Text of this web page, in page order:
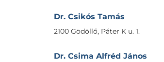
Dr. Csikós Tamás
2100 Gödöllő, Páter K u. 1.
Dr. Csima Alfréd János